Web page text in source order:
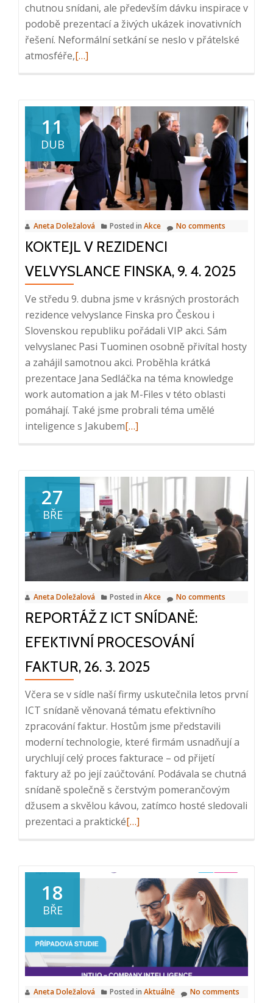
chutnou snídani, ale především dávku inspirace v
podobě prezentací a živých ukázek inovativních
řešení. Neformální setkání se neslo v přátelské
atmosféře,Read
ICT
snídaně:
Inovace
v
oblasti
správy
dokumentů
a
procesů,
23.
2025
[…]
11
DUB
Aneta Doležalová Posted in Akce No comments
KOKTEJL V REZIDENCI
VELVYSLANCE FINSKA, 9. 4. 2025
Ve středu 9. dubna jsme v krásných prostorách
rezidence velvyslance Finska pro Českou i
Slovenskou republiku pořádali VIP akci. Sám
velvyslanec Pasi Tuominen osobně přivítal hosty
a zahájil samotnou akci. Proběhla krátká
prezentace Jana Sedláčka na téma knowledge
work automation a jak M-Files v této oblasti
pomáhají. Také jsme probrali téma umělé
inteligence s JakubemRead
rezidenci
velvyslance
Finska,
9.
4.
2025
[…]
27
BŘE
Aneta Doležalová Posted in Akce No comments
REPORTÁŽ Z ICT SNÍDANĚ:
EFEKTIVNÍ PROCESOVÁNÍ
FAKTUR, 26. 3. 2025
Včera se v sídle naší firmy uskutečnila letos první
ICT snídaně věnovaná tématu efektivního
zpracování faktur. Hostům jsme představili
moderní technologie, které firmám usnadňují a
urychlují celý proces fakturace – od přijetí
faktury až po její zaúčtování. Podávala se chutná
snídaně společně s čerstvým pomerančovým
džusem a skvělou kávou, zatímco hosté sledovali
prezentaci a praktickéRead
ICT
snídaně:
Efektivní
procesování
faktur,
26.
3.
[…]
18
BŘE
Aneta Doležalová Posted in Aktuálně No comments